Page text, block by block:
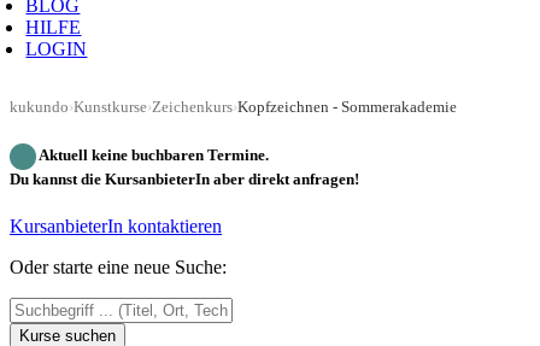
BLOG
HILFE
LOGIN
kukundo›Kunstkurse›Zeichenkurs›Kopfzeichnen - Sommerakademie
Aktuell keine buchbaren Termine.
Du kannst die KursanbieterIn aber direkt anfragen!
KursanbieterIn kontaktieren
Oder starte eine neue Suche:
Kurse suchen